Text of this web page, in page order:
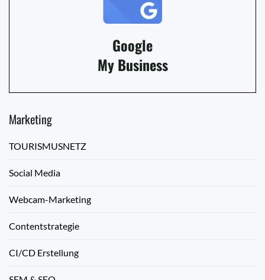
Google
My Business
Marketing
TOURISMUSNETZ
Social Media
Webcam-Marketing
Contentstrategie
CI/CD Erstellung